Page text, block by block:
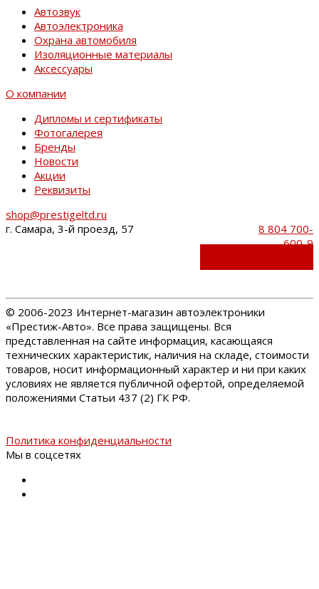
Автозвук
Автоэлектроника
Охрана автомобиля
Изоляционные материалы
Аксессуары
О компании
Дипломы и сертификаты
Фотогалерея
Бренды
Новости
Акции
Реквизиты
shop@prestigeltd.ru
г. Самара, 3-й проезд, 57
8 804 700-
600-9
© 2006-2023 Интернет-магазин автоэлектроники
«Престиж-Авто». Все права защищены. Вся
представленная на сайте информация, касающаяся
технических характеристик, наличия на складе, стоимости
товаров, носит информационный характер и ни при каких
условиях не является публичной офертой, определяемой
положениями Статьи 437 (2) ГК РФ.
Политика конфиденциальности
Мы в соцсетях